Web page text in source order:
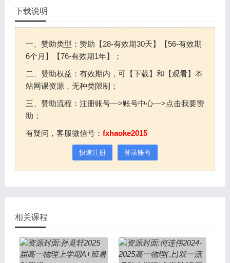
下载说明
一、赞助类型：赞助【28-有效期30天】【56-有效期
6个月】【76-有效期1年】；
二、赞助权益：有效期内，可【下载】和【观看】本
站网课资源，无种类限制；
三、赞助流程：注册账号—>账号中心—>点击我要赞
助；
有疑问，客服微信号： fxhaoke2015
快速注册 登录账号
相关课程